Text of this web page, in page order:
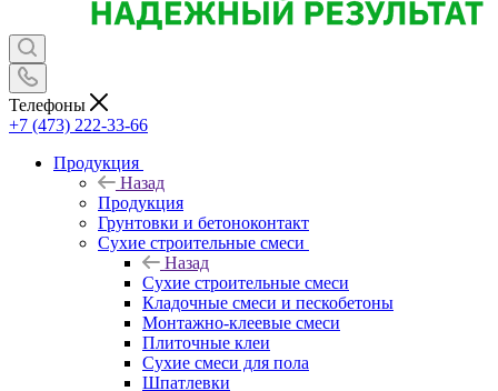
Телефоны
+7 (473) 222-33-66
Продукция
Назад
Продукция
Грунтовки и бетоноконтакт
Сухие строительные смеси
Назад
Сухие строительные смеси
Кладочные смеси и пескобетоны
Монтажно-клеевые смеси
Плиточные клеи
Сухие смеси для пола
Шпатлевки